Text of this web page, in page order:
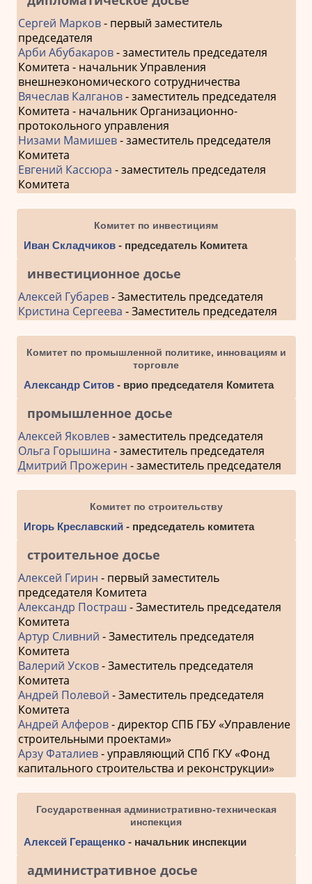
Сергей Марков- первый заместитель
председателя
Арби Абубакаров- заместитель председателя
Комитета - начальник Управления
внешнеэкономического сотрудничества
Вячеслав Калганов- заместитель председателя
Комитета - начальник Организационно-
протокольного управления
Низами Мамишев- заместитель председателя
Комитета
Евгений Кассюра - заместитель председателя
Комитета
Комитет по инвестициям
Иван Складчиков- председатель Комитета
инвестиционное досье
Алексей Губарев- Заместитель председателя
Кристина Сергеева - Заместитель председателя
Комитет по промышленной политике, инновациям и
торговле
Александр Ситов- врио председателя Комитета
промышленное досье
Алексей Яковлев- заместитель председателя
Ольга Горышина - заместитель председателя
Дмитрий Прожерин - заместитель председателя
Комитет по строительству
Игорь Креславский - председатель комитета
строительное досье
Алексей Гирин - первый заместитель
председателя Комитета
Александр Постраш - Заместитель председателя
Комитета
Артур Сливний - Заместитель председателя
Комитета
Валерий Усков- Заместитель председателя
Комитета
Андрей Полевой - Заместитель председателя
Комитета
Андрей Алферов- директор СПБ ГБУ «Управление
строительными проектами»
Арзу Фаталиев- управляющий СПб ГКУ «Фонд
капитального строительства и реконструкции»
Государственная административно-техническая
инспекция
Алексей Геращенко- начальник инспекции
административное досье